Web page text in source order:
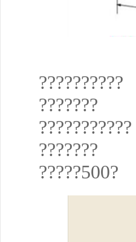
??????????
???????
???????????
???????
?????500?